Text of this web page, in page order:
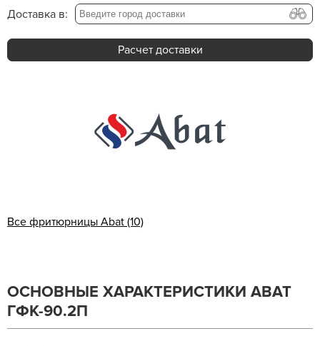
Доставка в:
Расчет доставки
Все фритюрницы Abat (10)
ОСНОВНЫЕ ХАРАКТЕРИСТИКИ ABAT
ГФК-90.2П